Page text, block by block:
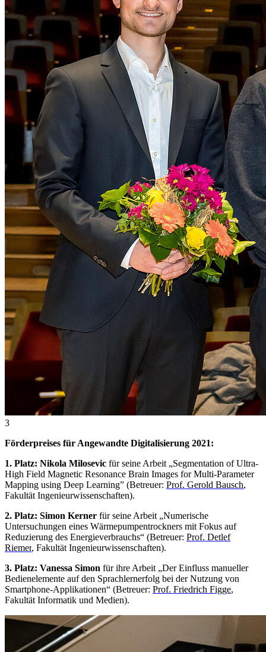
3
Förderpreises für Angewandte Digitalisierung 2021:
1. Platz: Nikola Milosevic für seine Arbeit „Segmentation of Ultra-
High Field Magnetic Resonance Brain Images for Multi-Parameter
Mapping using Deep Learning” (Betreuer: Prof. Gerold Bausch,
Fakultät Ingenieurwissenschaften).
2. Platz: Simon Kerner für seine Arbeit „Numerische
Untersuchungen eines Wärmepumpentrockners mit Fokus auf
Reduzierung des Energieverbrauchs“ (Betreuer: Prof. Detlef
Riemer, Fakultät Ingenieurwissenschaften).
3. Platz: Vanessa Simon für ihre Arbeit „Der Einfluss manueller
Bedienelemente auf den Sprachlernerfolg bei der Nutzung von
Smartphone-Applikationen“ (Betreuer: Prof. Friedrich Figge,
Fakultät Informatik und Medien).